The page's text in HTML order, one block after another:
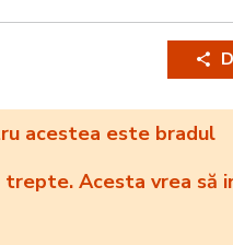
acestea este bradul
trepte. Acesta vrea să